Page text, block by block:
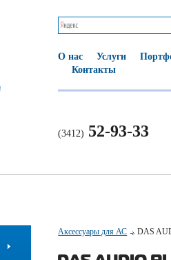
О нас Услуги
Контакты
(3412) 52-93-33
Аксессуары для АС DAS